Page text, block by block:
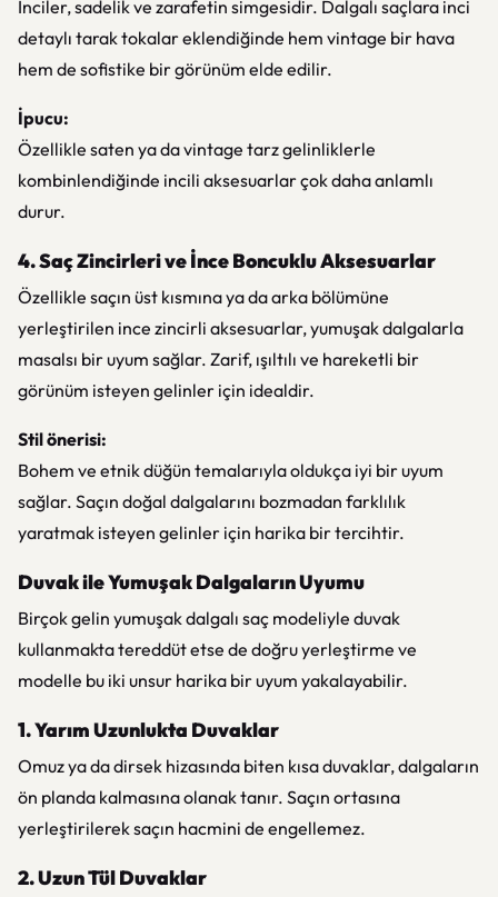
İnciler, sadelik ve zarafetin simgesidir. Dalgalı saçlara inci
detaylı tarak tokalar eklendiğinde hem vintage bir hava
hem de sofistike bir görünüm elde edilir.
İpucu:
Özellikle saten ya da vintage tarz gelinliklerle
kombinlendiğinde incili aksesuarlar çok daha anlamlı
durur.
4. Saç Zincirleri ve İnce Boncuklu Aksesuarlar
Özellikle saçın üst kısmına ya da arka bölümüne
yerleştirilen ince zincirli aksesuarlar, yumuşak dalgalarla
masalsı bir uyum sağlar. Zarif, ışıltılı ve hareketli bir
görünüm isteyen gelinler için idealdir.
Stil önerisi:
Bohem ve etnik düğün temalarıyla oldukça iyi bir uyum
sağlar. Saçın doğal dalgalarını bozmadan farklılık
yaratmak isteyen gelinler için harika bir tercihtir.
Duvak ile Yumuşak Dalgaların Uyumu
Birçok gelin yumuşak dalgalı saç modeliyle duvak
kullanmakta tereddüt etse de doğru yerleştirme ve
modelle bu iki unsur harika bir uyum yakalayabilir.
1. Yarım Uzunlukta Duvaklar
Omuz ya da dirsek hizasında biten kısa duvaklar, dalgaların
ön planda kalmasına olanak tanır. Saçın ortasına
yerleştirilerek saçın hacmini de engellemez.
2. Uzun Tül Duvaklar